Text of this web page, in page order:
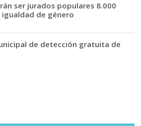
ser jurados populares 8.000
igualdad de género
de detección gratuita de